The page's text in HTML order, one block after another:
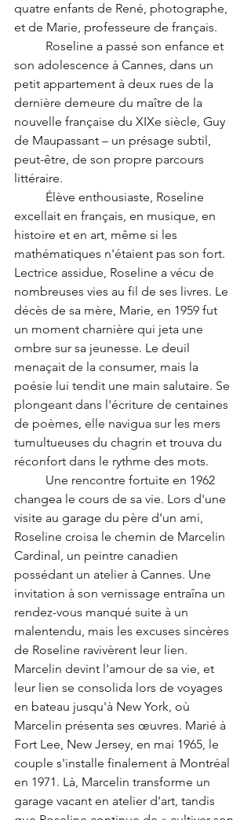
quatre enfants de René, photographe,
et de Marie, professeure de français.
son adolescence à Cannes, dans un
petit appartement à deux rues de la
dernière demeure du maître de la
nouvelle française du XIXe siècle, Guy
de Maupassant – un présage subtil,
peut-être, de son propre parcours
littéraire.
excellait en français, en musique, en
histoire et en art, même si les
mathématiques n'étaient pas son fort.
Lectrice assidue, Roseline a vécu de
nombreuses vies au fil de ses livres. Le
décès de sa mère, Marie, en 1959 fut
un moment charnière qui jeta une
ombre sur sa jeunesse. Le deuil
menaçait de la consumer, mais la
poésie lui tendit une main salutaire. Se
plongeant dans l'écriture de centaines
de poèmes, elle navigua sur les mers
tumultueuses du chagrin et trouva du
réconfort dans le rythme des mots.
changea le cours de sa vie. Lors d'une
visite au garage du père d'un ami,
Roseline croisa le chemin de Marcelin
Cardinal, un peintre canadien
possédant un atelier à Cannes. Une
invitation à son vernissage entraîna un
rendez-vous manqué suite à un
malentendu, mais les excuses sincères
de Roseline ravivèrent leur lien.
Marcelin devint l'amour de sa vie, et
leur lien se consolida lors de voyages
en bateau jusqu'à New York, où
Marcelin présenta ses œuvres. Marié à
Fort Lee, New Jersey, en mai 1965, le
couple s'installe finalement à Montréal
en 1971. Là, Marcelin transforme un
garage vacant en atelier d'art, tandis